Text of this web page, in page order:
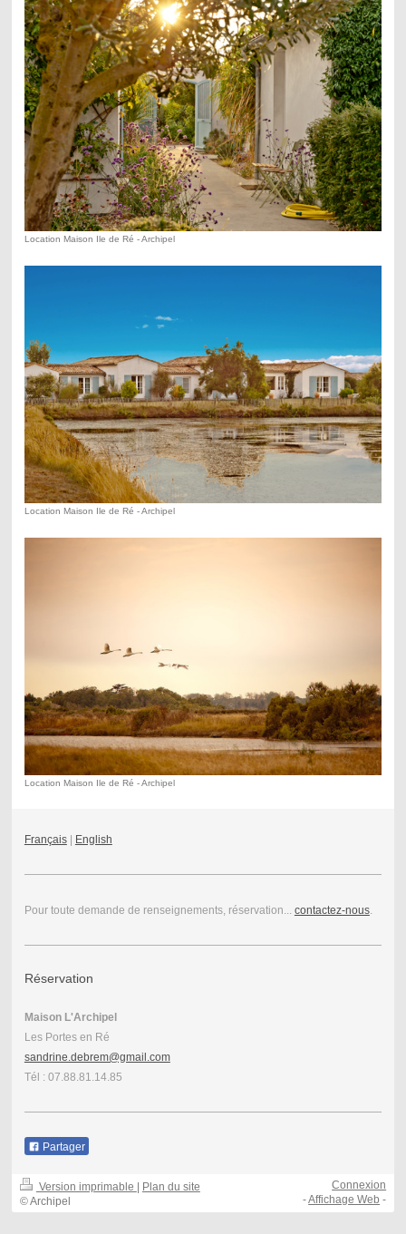
Location Maison Ile de Ré - Archipel
Location Maison Ile de Ré - Archipel
Location Maison Ile de Ré - Archipel
Français| English
Pour toute demande de renseignements, réservation... contactez-nous.
Réservation
Maison L'Archipel
Les Portes en Ré
sandrine.debrem@gmail.com
Tél : 07.88.81.14.85
Partager
Version imprimable
Plan du site
© Archipel
Connexion
-Affichage Web -